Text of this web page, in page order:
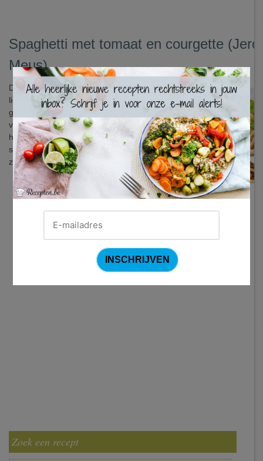
Spaghetti met tomaat en courgette
Meus)
Dit is één van Jeroen Meus zijn
lievelingsrecepten wanneer het snel en
gemakkelijk moet zijn. Deze smaakvolle,
vegetarische pasta is in een
handomdraai klaar, ideaal wanneer het
snel moet gaan (of je stiekem niet veel
zin hebt om te kokkerellen).
Zoek een recept
×